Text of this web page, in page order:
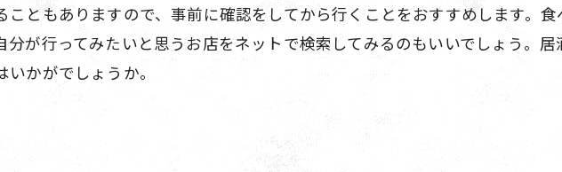
こともありますので、事前に確認をしてから行くことをおすすめします。
分が行ってみたいと思うお店をネットで検索してみるのもいいでしょう。
かがでしょうか。